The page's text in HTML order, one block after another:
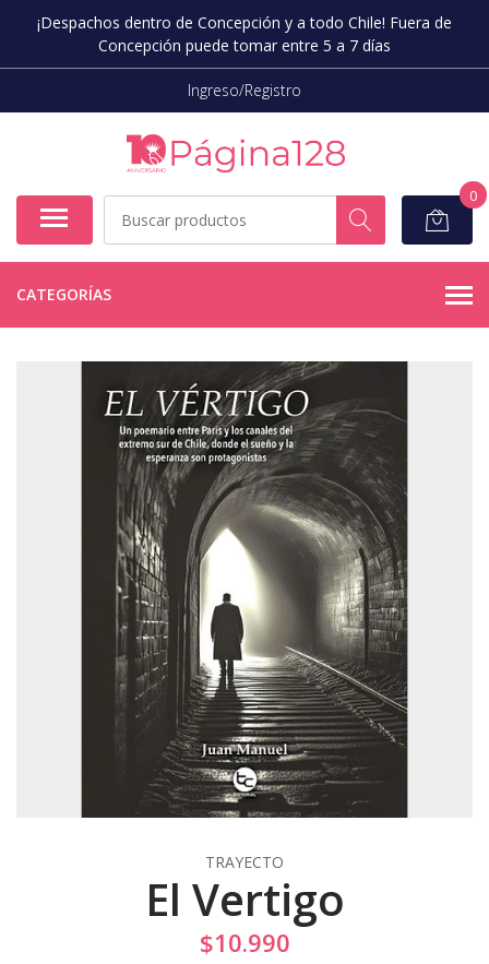
¡Despachos dentro de Concepción y a todo Chile! Fuera de
Concepción puede tomar entre 5 a 7 días
Ingreso/Registro
0
CATEGORÍAS
TRAYECTO
El Vertigo
$10.990